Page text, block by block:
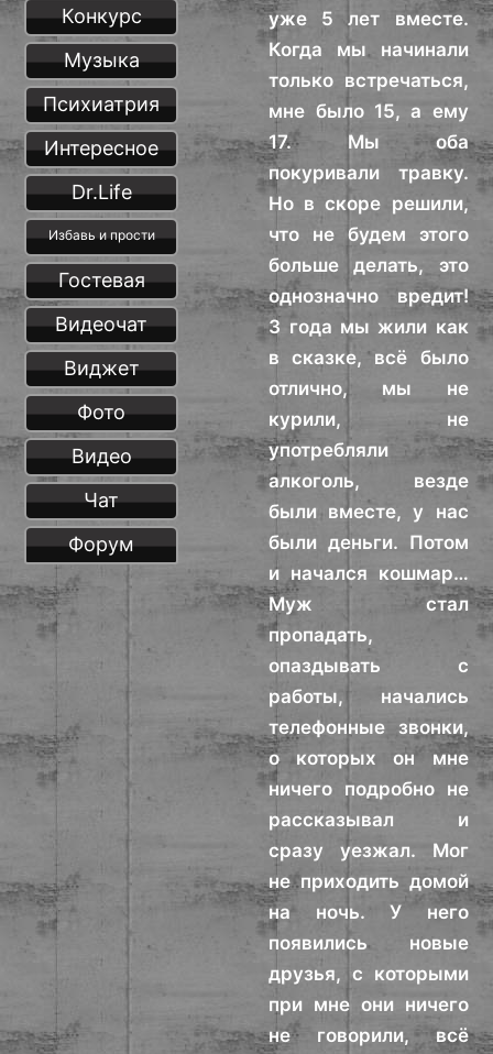
уже 5 лет вместе.
Когда мы начинали
только встречаться,
мне было 15, а ему
17. Мы оба
покуривали травку.
Но в скоре решили,
что не будем этого
больше делать, это
однозначно вредит!
3 года мы жили как
в сказке, всё было
отлично, мы не
курили, не
употребляли
алкоголь, везде
были вместе, у нас
были деньги. Потом
и начался кошмар…
Муж стал
пропадать,
опаздывать с
работы, начались
телефонные звонки,
о которых он мне
ничего подробно не
рассказывал и
сразу уезжал. Мог
не приходить домой
на ночь. У него
появились новые
друзья, с которыми
при мне они ничего
не говорили, всё
Конкурс
Музыка
Психиатрия
Интересное
Dr.Life
Избавь и прости
Гостевая
Видеочат
Виджет
Фото
Видео
Чат
Форум